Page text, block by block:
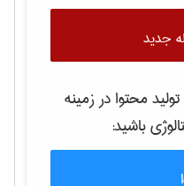
جدید
محتوا در زمینه
باشید: